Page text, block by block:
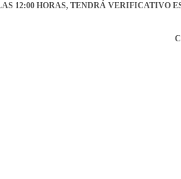
12:00 HORAS, TENDRÁ VERIFICATIVO